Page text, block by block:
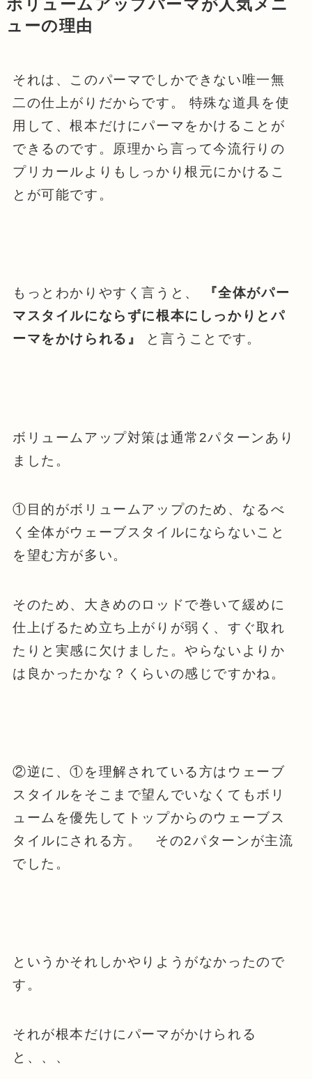
ボリューム アップパーマ が人気メニ
ューの理由
それは、このパーマでしかできない唯一無
二の仕上がりだからです。 特殊な道具を使
用して、根本だけにパーマをかけることが
できるのです。原理から言って今流行りの
プリカールよりもしっかり根元にかけるこ
とが可能です。
もっとわかりやすく言うと、
『全体がパー
マスタイルにならずに根本にしっかりとパ
ーマをかけられる』
と言うことです。
ボリュームアップ対策は通常2パターンあり
ました。
①目的がボリュームアップのため、なるべ
く全体がウェーブスタイルにならないこと
を望む方が多い。
そのため、大きめのロッドで巻いて緩めに
仕上げるため立ち上がりが弱く、すぐ取れ
たりと実感に欠けました。やらないよりか
は良かったかな？くらいの感じですかね。
②逆に、①を理解されている方はウェーブ
スタイルをそこまで望んでいなくてもボリ
ュームを優先してトップからのウェーブス
タイルにされる方。 その2パターンが主流
でした。
というかそれしかやりようがなかったので
す。
それが根本だけにパーマがかけられる
と、、、